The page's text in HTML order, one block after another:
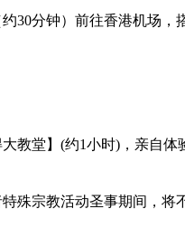
分钟）前往香港机场，
教堂】(约1小时)，亲自
殊宗教活动圣事期间，